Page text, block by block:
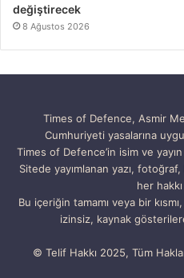
değiştirecek
8 Ağustos 2026
Times of Defence, Asmir
Cumhuriyeti yasalarına
Times of Defence’in isim ve
Sitede yayımlanan yazı,
her hakkı
Bu içeriğin tamamı veya bir
izinsiz, kaynak
© Telif Hakkı 2025, Tüm